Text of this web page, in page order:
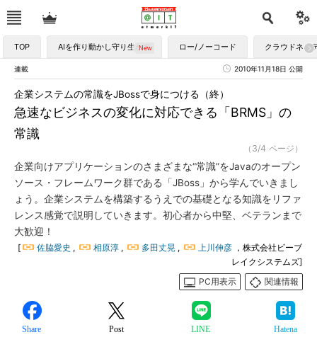
TOP AIを作り動かし守り生かす ロー/ノーコード クラウドネイ
連載 2010年11月18日 公開
急速なビジネスの変化に対応できる「BRMS」の
常識
企業システムの常識をJBossで身につける（終）
（3/4 ページ）
企業向けアプリケーションのさまざまな“常識”をJavaのオープン
ソース・フレームワーク群である「JBoss」から学んでいきまし
ょう。企業システムを構築するうえでの基礎となる知識をリファ
レンス感覚で説明していきます。初心者から中堅、ベテランまで
大歓迎！
[ 佐脇愛史 , 相原淳 , 多田丈晃 , 上川伸彦 ，株式会社ビーブ
レイクシステムズ]
PC用表示
関連情報
Share Post LINE Hatena